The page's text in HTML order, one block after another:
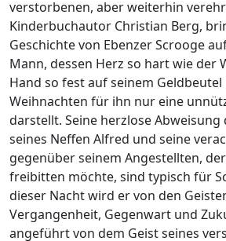
verstorbenen, aber weiterhin
Kinderbuchautor Christian Berg,
Geschichte von Ebenzer Scrooge
Mann, dessen Herz so hart wie der
Hand so fest auf seinem Geldbeutel
Weihnachten für ihn nur eine
darstellt. Seine herzlose Abweisung
seines Neffen Alfred und seine
gegenüber seinem Angestellten,
freibitten möchte, sind typisch für
dieser Nacht wird er von den
Vergangenheit, Gegenwart und
angeführt von dem Geist seines